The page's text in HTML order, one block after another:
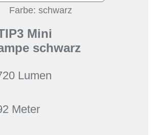
Farbe: schwarz
Mini
schwarz
Lumen
Meter